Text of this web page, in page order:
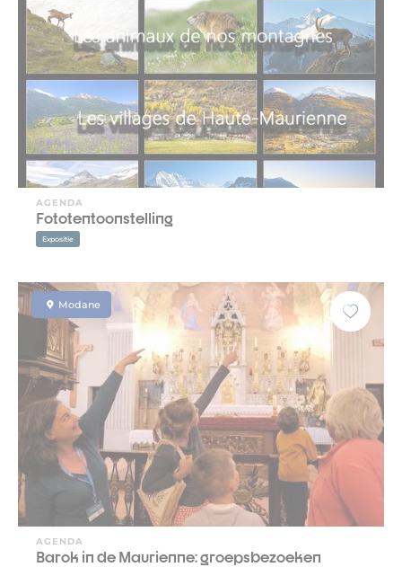
AGENDA
Fototentoonstelling
Expositie
Modane
AGENDA
Barok in de Maurienne: groepsbezoeken